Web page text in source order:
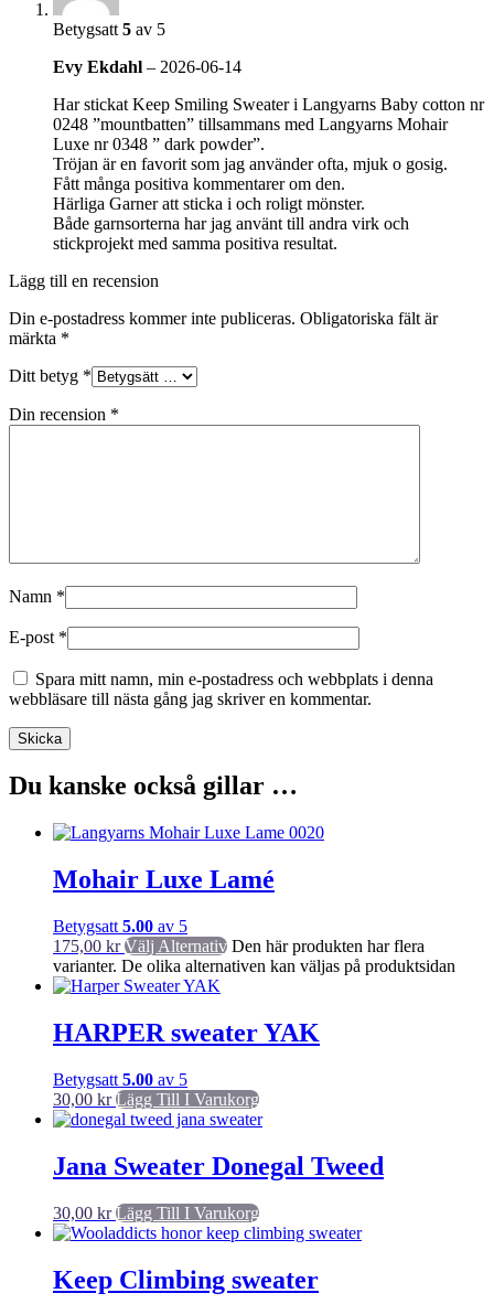
Betygsatt 5 av 5
Evy Ekdahl – 2026-06-14
Har stickat Keep Smiling Sweater i Langyarns Baby cotton nr
0248 ”mountbatten” tillsammans med Langyarns Mohair
Luxe nr 0348 ” dark powder”.
Tröjan är en favorit som jag använder ofta, mjuk o gosig.
Fått många positiva kommentarer om den.
Härliga Garner att sticka i och roligt mönster.
Både garnsorterna har jag använt till andra virk och
stickprojekt med samma positiva resultat.
Lägg till en recension
Din e-postadress kommer inte publiceras. Obligatoriska fält är
märkta *
Ditt betyg *
Din recension *
Namn *
E-post *
Spara mitt namn, min e-postadress och webbplats i denna
webbläsare till nästa gång jag skriver en kommentar.
Du kanske också gillar …
Mohair Luxe Lamé
Betygsatt 5.00 av 5
175,00 kr Välj Alternativ Den här produkten har flera
varianter. De olika alternativen kan väljas på produktsidan
HARPER sweater YAK
Betygsatt 5.00 av 5
30,00 kr Lägg Till I Varukorg
Jana Sweater Donegal Tweed
30,00 kr Lägg Till I Varukorg
Keep Climbing sweater